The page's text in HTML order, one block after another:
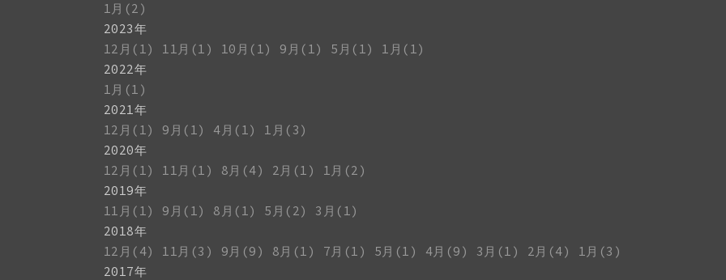
1月(2)
2023年
12月(1)
11月(1) 10月(1) 9月(1) 5月(1)
1月(1)
2022年
1月(1)
2021年
12月(1)
9月(1) 4月(1)
1月(3)
2020年
12月(1)
11月(1) 8月(4) 2月(1)
1月(2)
2019年
11月(1)
9月(1) 8月(1) 5月(2)
3月(1)
2018年
12月(4)
11月(3) 9月(9) 8月(1) 7月(1) 5月(1) 4月(9) 3月(1) 2月(4)
1月(3)
2017年